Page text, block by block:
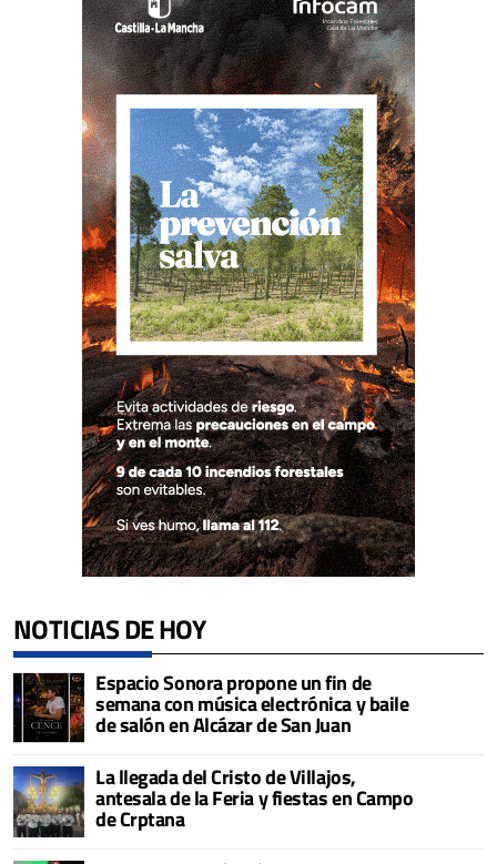
NOTICIAS DE HOY
Espacio Sonora propone un fin de
semana con música electrónica y baile
de salón en Alcázar de San Juan
La llegada del Cristo de Villajos,
antesala de la Feria y fiestas en Campo
de Crptana